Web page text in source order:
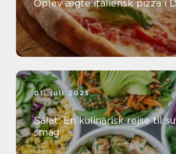
Oplev ægte italiensk pizza i
01. juli 2025
Salat: En kulinarisk rejse til
smag